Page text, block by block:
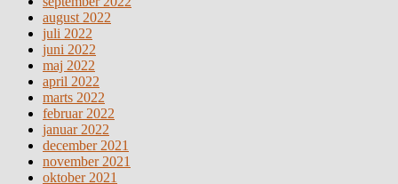
august 2022
juli 2022
juni 2022
maj 2022
april 2022
marts 2022
februar 2022
januar 2022
december 2021
november 2021
oktober 2021